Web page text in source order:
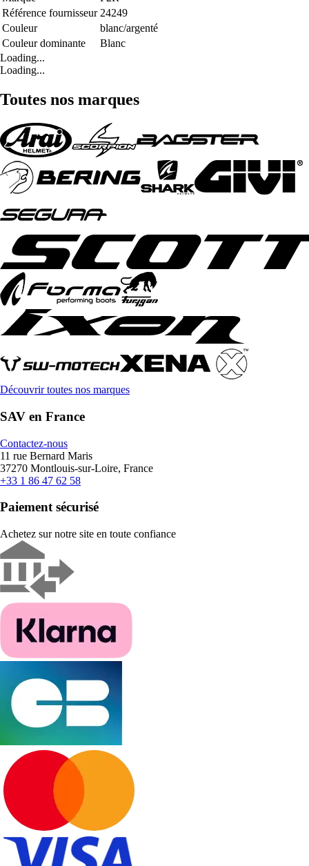
Référence fournisseur 24249
Couleur
blanc/argenté
Couleur dominante
Blanc
Loading...
Loading...
Toutes nos marques
Découvrir toutes nos marques
SAV en France
Contactez-nous
11 rue Bernard Maris
37270 Montlouis-sur-Loire, France
+33 1 86 47 62 58
Paiement sécurisé
Achetez sur notre site en toute confiance